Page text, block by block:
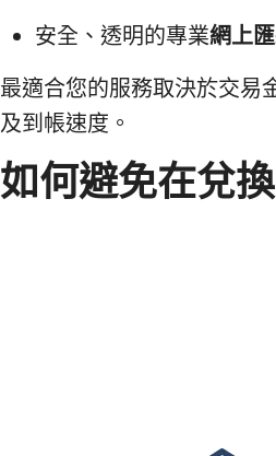
安全、透明的專業網上
最適合您的服務取決於交易
及到帳速度。
如何避免在兌